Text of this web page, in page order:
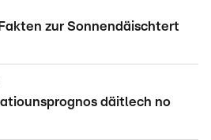
zur Sonnendäischtert
däitlech no